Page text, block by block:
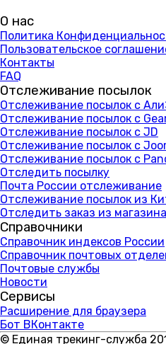
О нас
Политика
Пользовательское
Контакты
FAQ
Отслеживание посылок
Отслеживание посылок с
Отслеживание посылок с
Отслеживание посылок с JD
Отслеживание посылок с
Отслеживание посылок с
Отследить посылку
Почта России отслеживание
Отслеживание посылок из
Отследить заказ из магазина
Справочники
Справочник индексов России
Справочник почтовых
Почтовые службы
Новости
Сервисы
Расширение для браузера
Бот ВКонтакте
© Единая трекинг-служба